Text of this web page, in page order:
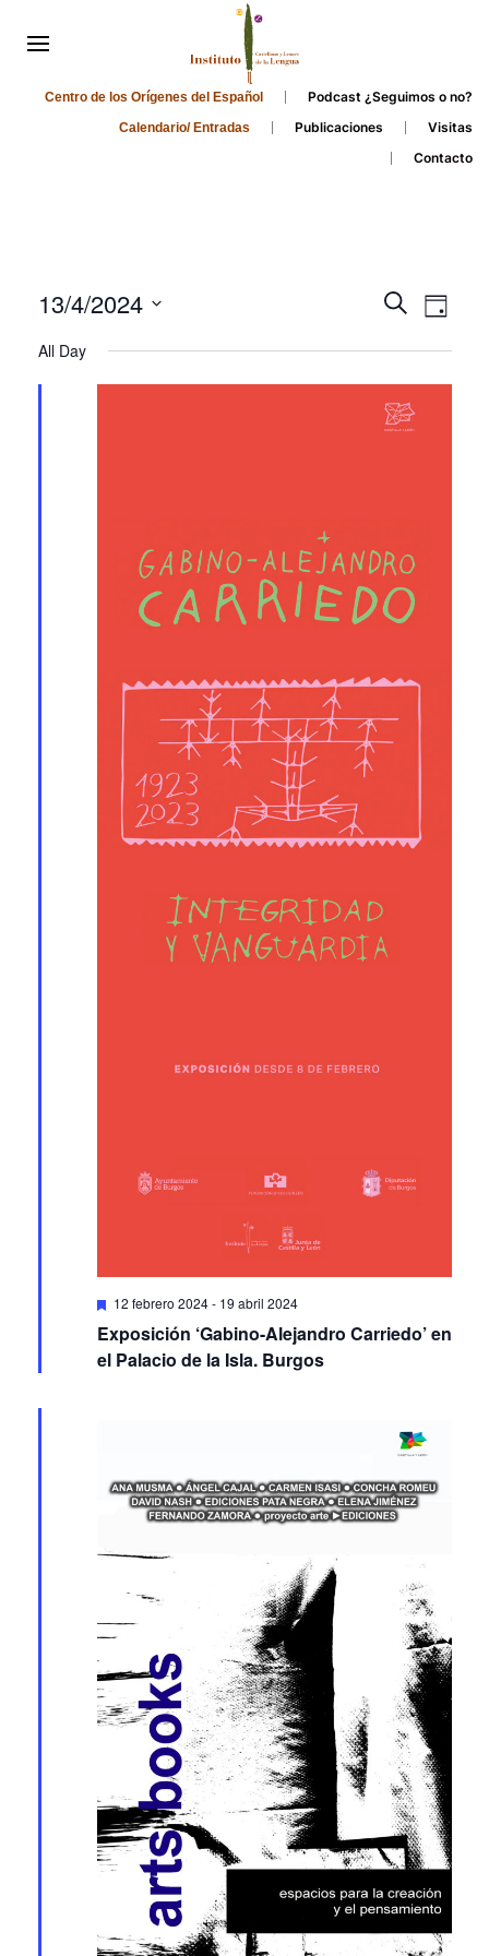
Centro de los Orígenes del Español Podcast ¿Seguimos o no?
Calendario/ Entradas Publicaciones
Visitas
Contacto
Events
and
Views
Search
Day
13/4/2024
date.
All Day
Featured
12 febrero 2024- 19 abril 2024
Exposición ‘Gabino-Alejandro Carriedo’ en
el Palacio de la Isla. Burgos